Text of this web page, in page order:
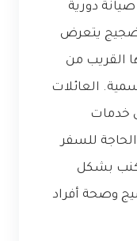
صيانة دورية
يتعرض
القريب من
العائلات
خدمات
للسفر
بشكل
وصحة أفراد